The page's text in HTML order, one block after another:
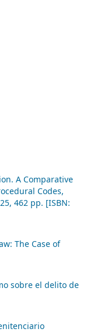
A Comparative
Codes,
462 pp. [ISBN:
The Case of
sobre el delito de